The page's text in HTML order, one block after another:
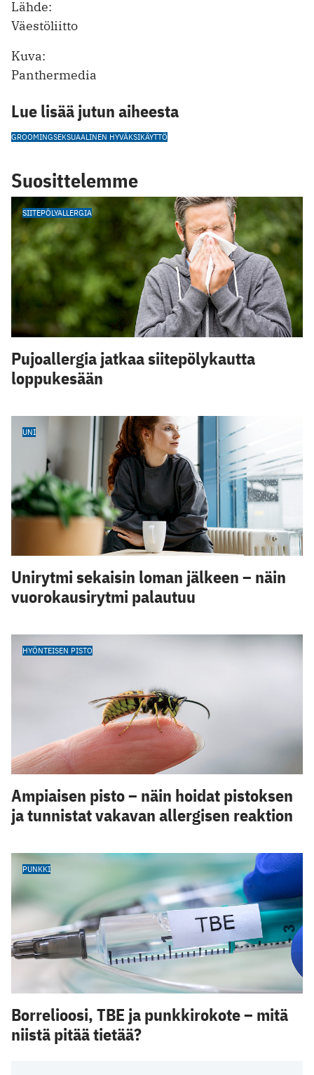
Lähde:
Väestöliitto
Kuva:
Panthermedia
Lue lisää jutun aiheesta
GROOMINGSEKSUAALINEN HYVÄKSIKÄYTTÖ
Suosittelemme
SIITEPÖLYALLERGIA
Pujoallergia jatkaa siitepölykautta
loppukesään
UNI
Unirytmi sekaisin loman jälkeen – näin
vuorokausirytmi palautuu
HYÖNTEISEN PISTO
Ampiaisen pisto – näin hoidat pistoksen
ja tunnistat vakavan allergisen reaktion
PUNKKI
Borrelioosi, TBE ja punkkirokote – mitä
niistä pitää tietää?